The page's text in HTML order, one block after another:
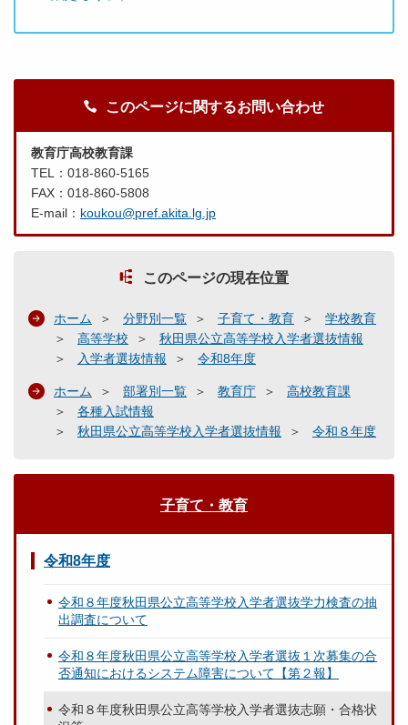
このページに関するお問い合わせ
教育庁高校教育課
TEL：018-860-5165
FAX：018-860-5808
E-mail： koukou@pref.akita.lg.jp
このページの現在位置
ホーム 分野別一覧 子育て・教育
学校教育
高等学校
秋田県公立高等学校入学者選抜情報
入学者選抜情報
令和8年度
ホーム 部署別一覧 教育庁
高校教育課
各種入試情報
秋田県公立高等学校入学者選抜情報
令和８年度
子育て・教育
令和8年度
令和８年度秋田県公立高等学校入学者選抜学力検査の抽
出調査について
令和８年度秋田県公立高等学校入学者選抜１次募集の合
否通知におけるシステム障害について【第２報】
令和８年度秋田県公立高等学校入学者選抜志願・合格状